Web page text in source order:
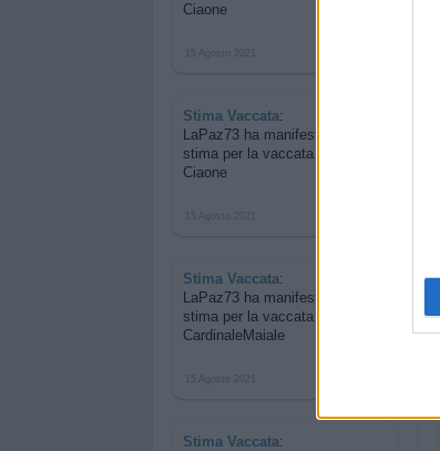
Ciaone
Stima Vaccata:
LaPaz73 ha manifestato la sua
stima per la vaccata postata da
Ciaone
Stima Vaccata:
LaPaz73 ha manifestato la sua
stima per la vaccata postata da
CardinaleMaiale
Stima Vaccata: